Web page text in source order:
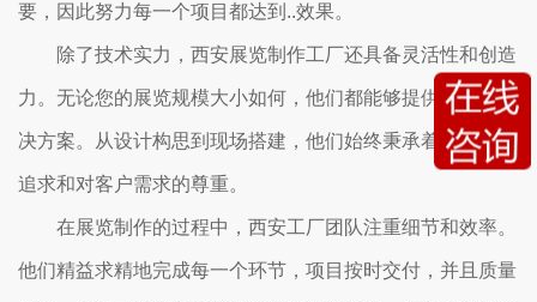
要，因此努力每一个项目都达到..效果。
除了技术实力，西安展览制作工厂还具备灵活性和创造
力。无论您的展览规模大小如何，他们都能够提供适合的解
决方案。从设计构思到现场搭建，他们始终秉承着对质量的
追求和对客户需求的尊重。
在展览制作的过程中，西安工厂团队注重细节和效率。
他们精益求精地完成每一个环节，项目按时交付，并且质量